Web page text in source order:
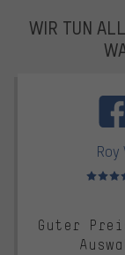
WIR TUN
Roy
Guter